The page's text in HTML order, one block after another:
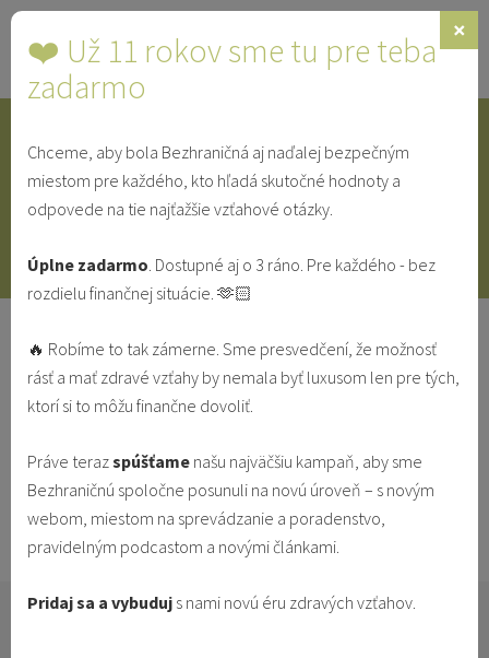
Toggle
IDENTITA SINGLE SVEDECTVÁ
Povolanie: Zasvätený život - Ján
Holubčík | Bezhraničná Podcast #4
BEZHRANIČNÁ PODCAST DUCHOVNÝ RAST
Redakcia
3.3.2024 Vzťahy & Identita
Vedel si o tom, že aj Janko sa rozhodoval najprv pre
❤️ Už 11 rokov sme tu pre teba
zadarmo
×
Chceme, aby bola Bezhraničná aj naďalej bezpečným
miestom pre každého, kto hľadá skutočné hodnoty a
odpovede na tie najťažšie vzťahové otázky.
Úplne zadarmo. Dostupné aj o 3 ráno. Pre každého - bez
rozdielu finančnej situácie. 🫶🏻
🔥 Robíme to tak zámerne. Sme presvedčení, že možnosť
rásť a mať zdravé vzťahy by nemala byť luxusom len pre tých,
ktorí si to môžu finančne dovoliť.
Práve terazspúšťame našu najväčšiu kampaň, aby sme
Bezhraničnú spoločne posunuli na novú úroveň – s novým
webom, miestom na sprevádzanie a poradenstvo,
pravidelným podcastom a novými článkami.
Pridaj sa a vybuduj s nami novú éru zdravých vzťahov.